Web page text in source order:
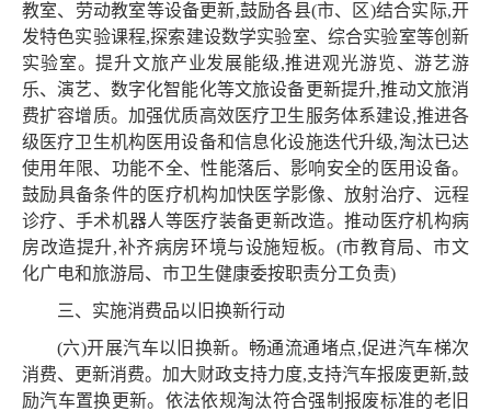
教室、劳动教室等设备更新,鼓励各县(市、区)结合实际,开
发特色实验课程,探索建设数学实验室、综合实验室等创新
实验室。提升文旅产业发展能级,推进观光游览、游艺游
乐、演艺、数字化智能化等文旅设备更新提升,推动文旅消
费扩容增质。加强优质高效医疗卫生服务体系建设,推进各
级医疗卫生机构医用设备和信息化设施迭代升级,淘汰已达
使用年限、功能不全、性能落后、影响安全的医用设备。
鼓励具备条件的医疗机构加快医学影像、放射治疗、远程
诊疗、手术机器人等医疗装备更新改造。推动医疗机构病
房改造提升,补齐病房环境与设施短板。(市教育局、市文
化广电和旅游局、市卫生健康委按职责分工负责)
三、实施消费品以旧换新行动
(六)开展汽车以旧换新。畅通流通堵点,促进汽车梯次
消费、更新消费。加大财政支持力度,支持汽车报废更新,鼓
励汽车置换更新。依法依规淘汰符合强制报废标准的老旧